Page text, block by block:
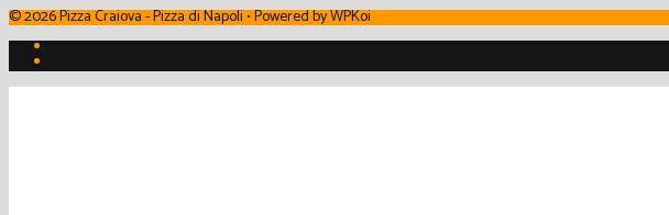
© 2026 Pizza Craiova - Pizza di Napoli• Powered byWPKoi